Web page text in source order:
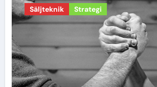
Säljteknik Strategi